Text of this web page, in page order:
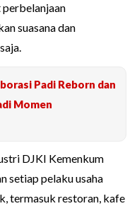
perbelanjaan
suasana dan
Padi Reborn dan
Momen
DJKI Kemenkum
setiap pelaku usaha
termasuk restoran, kafe